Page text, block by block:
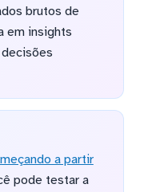
brutos de
em insights
a partir
pode testar a